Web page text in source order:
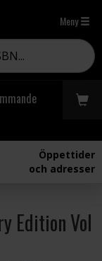
Meny
Öppettider
och adresser
Edition Vol